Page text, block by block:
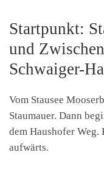
Startpunkt:
und
Schwaiger-
Vom Stausee
Staumauer. Dann
dem Haushofer Weg.
aufwärts.